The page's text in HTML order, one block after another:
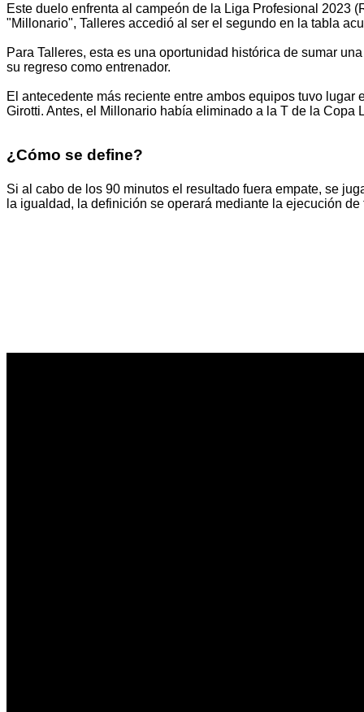
Este duelo enfrenta al campeón de la Liga Profesional 2023
"Millonario", Talleres accedió al ser el segundo en la tabla
Para Talleres, esta es una oportunidad histórica de sumar
su regreso como entrenador.
El antecedente más reciente entre ambos equipos tuvo
Girotti. Antes, el Millonario había eliminado a la T de la Copa
¿Cómo se define?
Si al cabo de los 90 minutos el resultado fuera empate, se
la igualdad, la definición se operará mediante la ejecución